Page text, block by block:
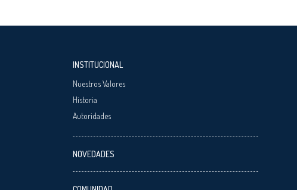
INSTITUCIONAL
Nuestros Valores
Historia
Autoridades
NOVEDADES